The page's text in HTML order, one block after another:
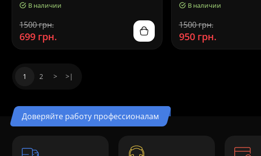
В наличии
1500 грн.
699 грн.
В наличии
1500 грн.
950 грн.
1 2 > >|
Доверяйте работу профессионалам